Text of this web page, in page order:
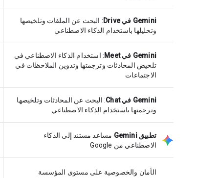
Gemini في Drive
: البحث عن الملفات وتلخيصها
وتحليلها باستخدام الذكاء الاصطناعي
Gemini في Meet
: استخدام الذكاء الاصطناعي في
تلخيص المحادثات وترجمتها وتدوين الملاحظات في
الاجتماعات
Gemini في Chat
: البحث عن المحادثات وتلخيصها
وترجمتها باستخدام الذكاء الاصطناعي
تطبيق Gemini
مساعد مستند إلى الذكاء
الاصطناعي من Google
الأمان والخصوصية على مستوى المؤسسة